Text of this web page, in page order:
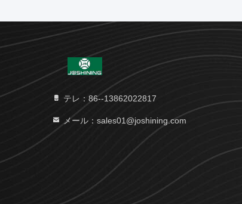
テレ：86--13862022817
メール：sales01@joshining.com